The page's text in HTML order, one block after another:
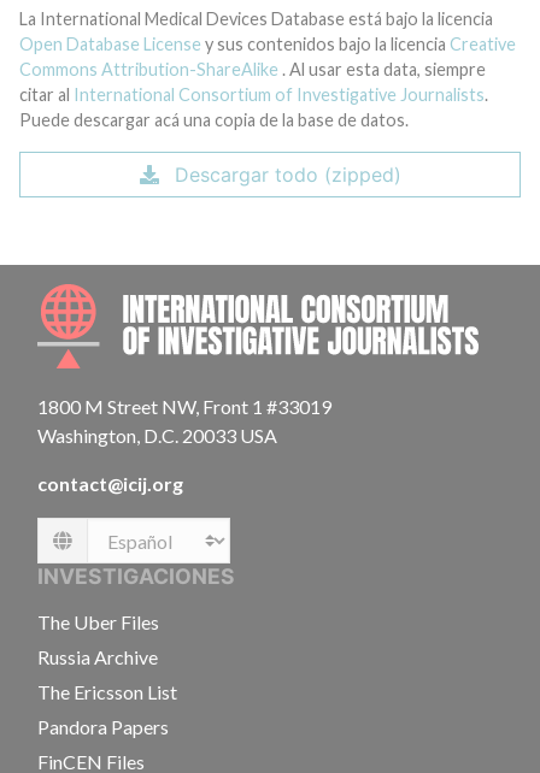
La International Medical Devices Database está bajo la licencia
Open Database License y sus contenidos bajo la licencia Creative
Commons Attribution-ShareAlike . Al usar esta data, siempre
citar al International Consortium of Investigative Journalists.
Puede descargar acá una copia de la base de datos.
Descargar todo (zipped)
1800 M Street NW, Front 1 #33019
Washington, D.C. 20033 USA
contact@icij.org
Language
INVESTIGACIONES
The Uber Files
Russia Archive
The Ericsson List
Pandora Papers
FinCEN Files